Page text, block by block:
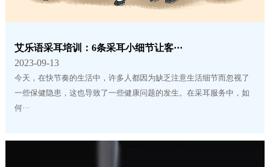
艾乐语采耳培训：6条采耳小细节让客···
2023-09-13
今天，在快节奏的生活中，许多人都因为缺乏注意生活细节而忽视了
一些保健隐患，这也导致了一些健康问题的发生。在采耳服务中，如
何···